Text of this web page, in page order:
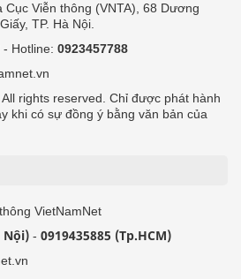
Viễn thông (VNTA), 68 Dương
TP. Hà Nội.
- Hotline: 0923457788
rights reserved. Chỉ được phát hành
khi có sự đồng ý bằng văn bản của
VietNamNet
Nội) - 0919435885 (Tp.HCM)